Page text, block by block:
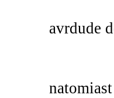
avrdude
natomiast